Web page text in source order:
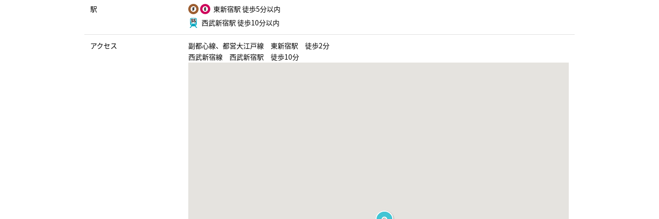
駅
東新宿駅 徒歩5分以内
西武新宿駅 徒歩10分以内
アクセス
副都心線、都営大江戸線 東新宿駅 徒歩2分
西武新宿線 西武新宿駅 徒歩10分